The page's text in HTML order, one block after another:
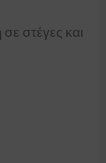
στέγες και